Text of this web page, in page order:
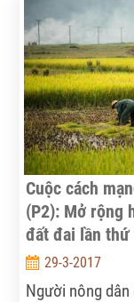
canh thu tô,
Cuộc cách
(P2): Mở rộng
đất đai lần thứ
29-3-2017
Người nông